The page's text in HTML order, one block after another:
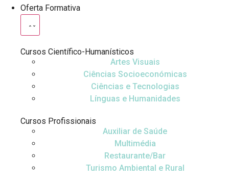
Oferta Formativa
Cursos Científico-Humanísticos
Artes Visuais
Ciências Socioeconómicas
Ciências e Tecnologias
Línguas e Humanidades
Cursos Profissionais
Auxiliar de Saúde
Multimédia
Restaurante/Bar
Turismo Ambiental e Rural